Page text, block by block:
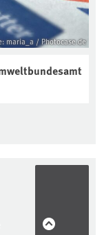
maria_a / Photocase.de